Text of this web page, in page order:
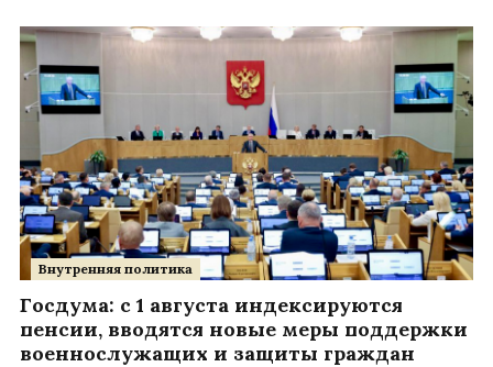
Внутренняя политика
Госдума: с 1 августа индексируются
пенсии, вводятся новые меры поддержки
военнослужащих и защиты граждан